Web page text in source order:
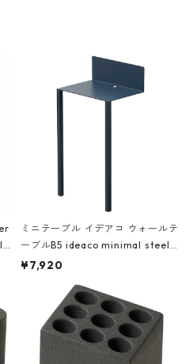
ミニテーブル イデアコ ウォールテ
ーブルB5 ideaco minimal steel f
urniture WALL Table B5 ネイビー
¥7,920